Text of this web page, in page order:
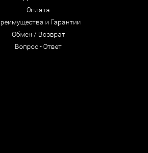
Оплата
и Гарантии
Обмен / Возврат
Вопрос - Ответ